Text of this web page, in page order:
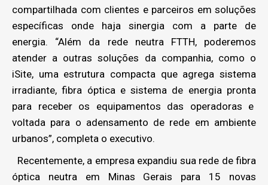
compartilhada com clientes e parceiros em soluções
específicas onde haja sinergia com a parte de
energia. “Além da rede neutra FTTH, poderemos
atender a outras soluções da companhia, como o
iSite, uma estrutura compacta que agrega sistema
irradiante, fibra óptica e sistema de energia pronta
para receber os equipamentos das operadoras e
voltada para o adensamento de rede em ambiente
urbanos”, completa o executivo.
Recentemente, a empresa expandiu sua rede de fibra
óptica neutra em Minas Gerais para 15 novas